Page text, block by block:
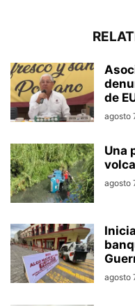
de
agosto
Una
agosto
agosto